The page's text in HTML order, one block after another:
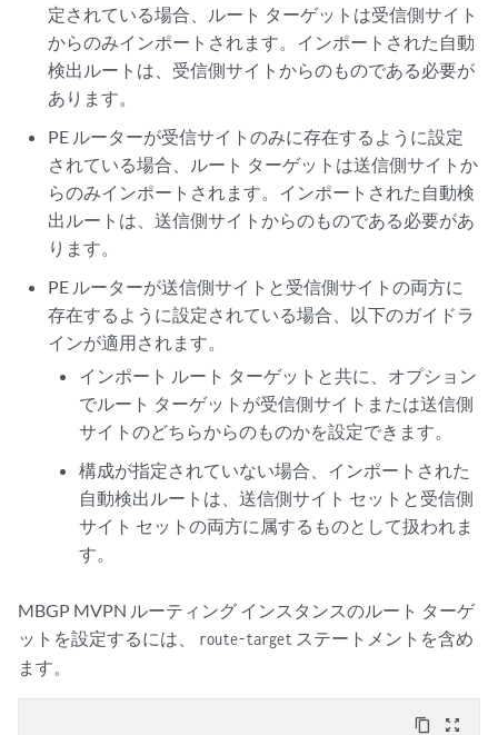
定されている場合、ルート ターゲットは受信側サイト
からのみインポートされます。インポートされた自動
検出ルートは、受信側サイトからのものである必要が
あります。
PE ルーターが受信サイトのみに存在するように設定
されている場合、ルート ターゲットは送信側サイトか
らのみインポートされます。インポートされた自動検
出ルートは、送信側サイトからのものである必要があ
ります。
PE ルーターが送信側サイトと受信側サイトの両方に
存在するように設定されている場合、以下のガイドラ
インが適用されます。
インポート ルート ターゲットと共に、オプション
でルート ターゲットが受信側サイトまたは送信側
サイトのどちらからのものかを設定できます。
構成が指定されていない場合、インポートされた
自動検出ルートは、送信側サイト セットと受信側
サイト セットの両方に属するものとして扱われま
す。
MBGP MVPN ルーティング インスタンスのルート ターゲ
ットを設定するには、
route-target ステートメントを含め
ます。
content_copy zoom_out_map